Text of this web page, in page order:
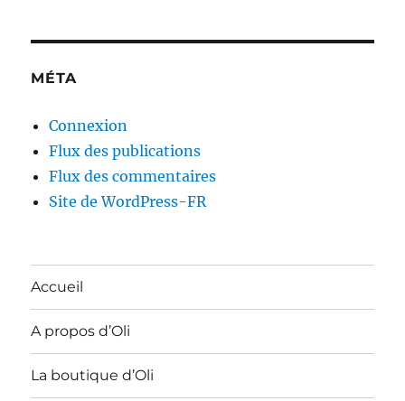
MÉTA
Connexion
Flux des publications
Flux des commentaires
Site de WordPress-FR
Accueil
A propos d’Oli
La boutique d’Oli